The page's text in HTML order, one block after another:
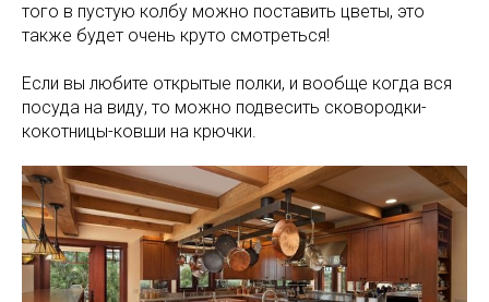
того в пустую колбу можно поставить цветы, это
также будет очень круто смотреться!
Если вы любите открытые полки, и вообще когда вся
посуда на виду, то можно подвесить сковородки-
кокотницы-ковши на крючки.